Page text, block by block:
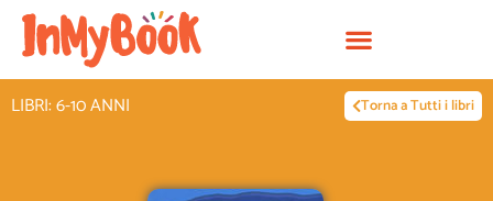
Vai
contenuto
LIBRI: 6-10 ANNI Torna a Tutti i libri